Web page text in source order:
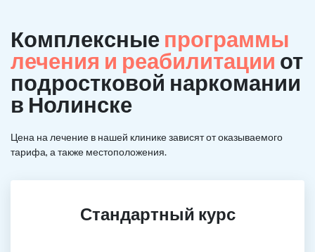
Комплексные программы
лечения и реабилитации от
подростковой наркомании
в Нолинске
Цена на лечение в нашей клинике зависят от оказываемого
тарифа, а также местоположения.
Стандартный курс